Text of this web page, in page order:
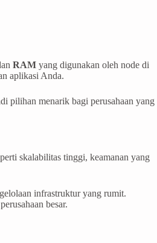
RAM yang digunakan oleh node di
aplikasi Anda.
pilihan menarik bagi perusahaan yang
skalabilitas tinggi, keamanan yang
infrastruktur yang rumit.
besar.